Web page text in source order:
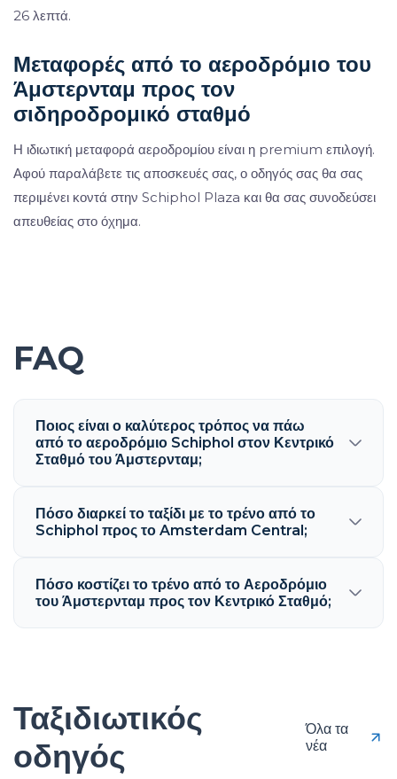
26 λεπτά.
Μεταφορές από το αεροδρόμιο του
Άμστερνταμ προς τον
σιδηροδρομικό σταθμό
Η ιδιωτική μεταφορά αεροδρομίου είναι η premium επιλογή.
Αφού παραλάβετε τις αποσκευές σας, ο οδηγός σας θα σας
περιμένει κοντά στην Schiphol Plaza και θα σας συνοδεύσει
απευθείας στο όχημα.
FAQ
Ποιος είναι ο καλύτερος τρόπος να πάω
από το αεροδρόμιο Schiphol στον Κεντρικό
Σταθμό του Άμστερνταμ;
Πόσο διαρκεί το ταξίδι με το τρένο από το
Schiphol προς το Amsterdam Central;
Πόσο κοστίζει το τρένο από το Αεροδρόμιο
του Άμστερνταμ προς τον Κεντρικό Σταθμό;
Ταξιδιωτικός
οδηγός
Όλα τα
νέα